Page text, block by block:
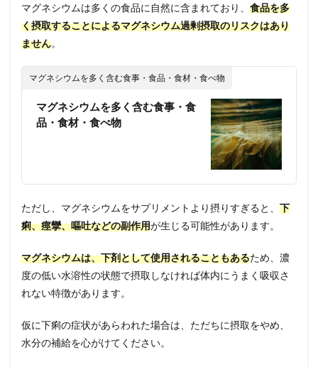
マグネシウムは多くの食品に自然に含まれており、 食品を多
く摂取することによるマグネシウム過剰摂取のリスクはあり
ません。
マグネシウムを多く含む食事・食品・食材・食べ物
マグネシウムを多く含む食事・食
品・食材・食べ物
ただし、マグネシウムをサプリメントより摂りすぎると、 下
痢、痙攣、嘔吐などの副作用が生じる可能性があります。
マグネシウムは、下剤として使用されることもあるため、濃
度の低い水溶性の状態で摂取しなければ体内にうまく吸収さ
れない特徴があります。
仮に下痢の症状があらわれた場合は、ただちに摂取をやめ、
水分の補給を心がけてください。